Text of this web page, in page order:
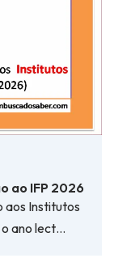
ao IFP 2026
aos Institutos
ano lect…